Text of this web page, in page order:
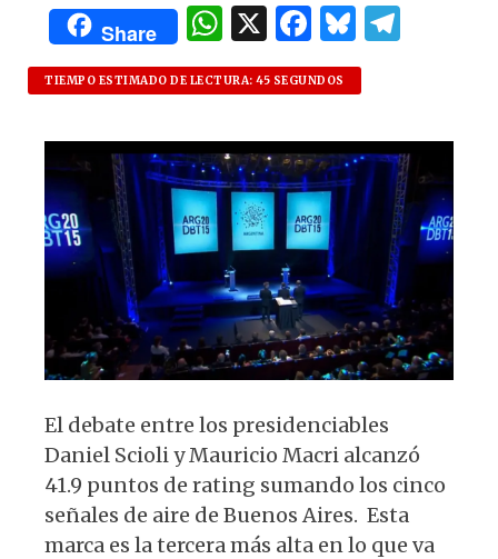
Share
W
h
at
s
A
p
p
X F
a
c
e
b
o
o
k
B
lu
es
k
y
g
ra
m
TIEMPO ESTIMADO DE LECTURA: 45 SEGUNDOS
El debate entre los presidenciables
Daniel Scioli y Mauricio Macri alcanzó
41.9 puntos de rating sumando los cinco
señales de aire de Buenos Aires. Esta
marca es la tercera más alta en lo que va